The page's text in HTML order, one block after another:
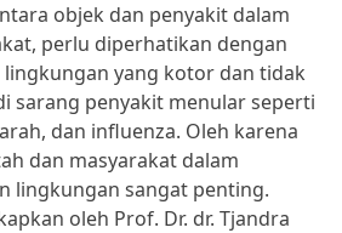
objek dan penyakit dalam
perlu diperhatikan dengan
lingkungan yang kotor dan tidak
sarang penyakit menular seperti
dan influenza. Oleh karena
dan masyarakat dalam
lingkungan sangat penting.
oleh Prof. Dr. dr. Tjandra